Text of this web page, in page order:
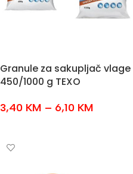
Granule za sakupljač vlage
450/1000 g TEXO
3,40 KM – 6,10 KM